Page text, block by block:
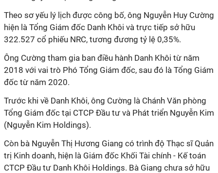
Theo sơ yếu lý lịch được công bố, ông Nguyễn Huy Cường
hiện là Tổng Giám đốc Danh Khôi và trực tiếp sở hữu
322.527 cổ phiếu NRC, tương đương tỷ lệ 0,35%.
Ông Cường tham gia ban điều hành Danh Khôi từ năm
2018 với vai trò Phó Tổng Giám đốc, sau đó là Tổng Giám
đốc từ năm 2020.
Trước khi về Danh Khôi, ông Cường là Chánh Văn phòng
Tổng Giám đốc tại CTCP Đầu tư và Phát triển Nguyễn Kim
(Nguyễn Kim Holdings).
Còn bà Nguyễn Thị Hương Giang có trình độ Thạc sĩ Quản
trị Kinh doanh, hiện là Giám đốc Khối Tài chính - Kế toán
CTCP Đầu tư Danh Khôi Holdings. Bà Giang chưa sở hữu